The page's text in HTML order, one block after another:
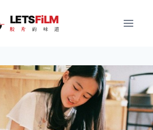
LETSFiLM
胶 片 的 味 道